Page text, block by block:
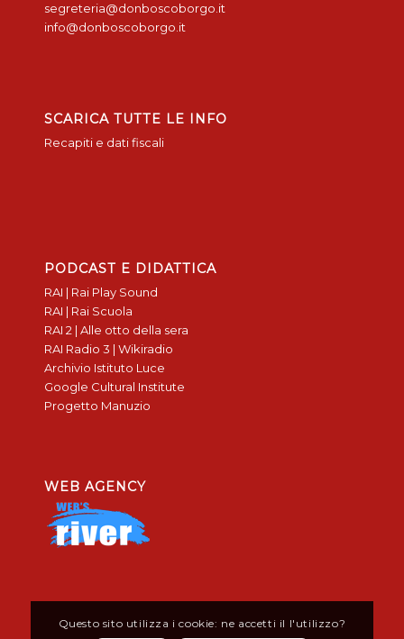
segreteria@donboscoborgo.it
info@donboscoborgo.it
SCARICA TUTTE LE INFO
Recapiti e dati fiscali
PODCAST E DIDATTICA
RAI | Rai Play Sound
RAI | Rai Scuola
RAI 2 | Alle otto della sera
RAI Radio 3 | Wikiradio
Archivio Istituto Luce
Google Cultural Institute
Progetto Manuzio
WEB AGENCY
Questo sito utilizza i cookie: ne accetti il l'utilizzo?